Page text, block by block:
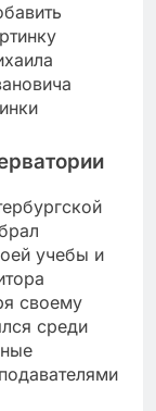
учебы и
своему
среди